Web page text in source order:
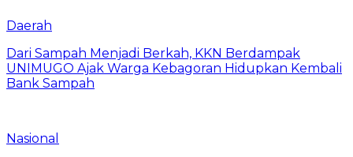
Daerah
Dari Sampah Menjadi Berkah, KKN Berdampak
UNIMUGO Ajak Warga Kebagoran Hidupkan Kembali
Bank Sampah
Nasional